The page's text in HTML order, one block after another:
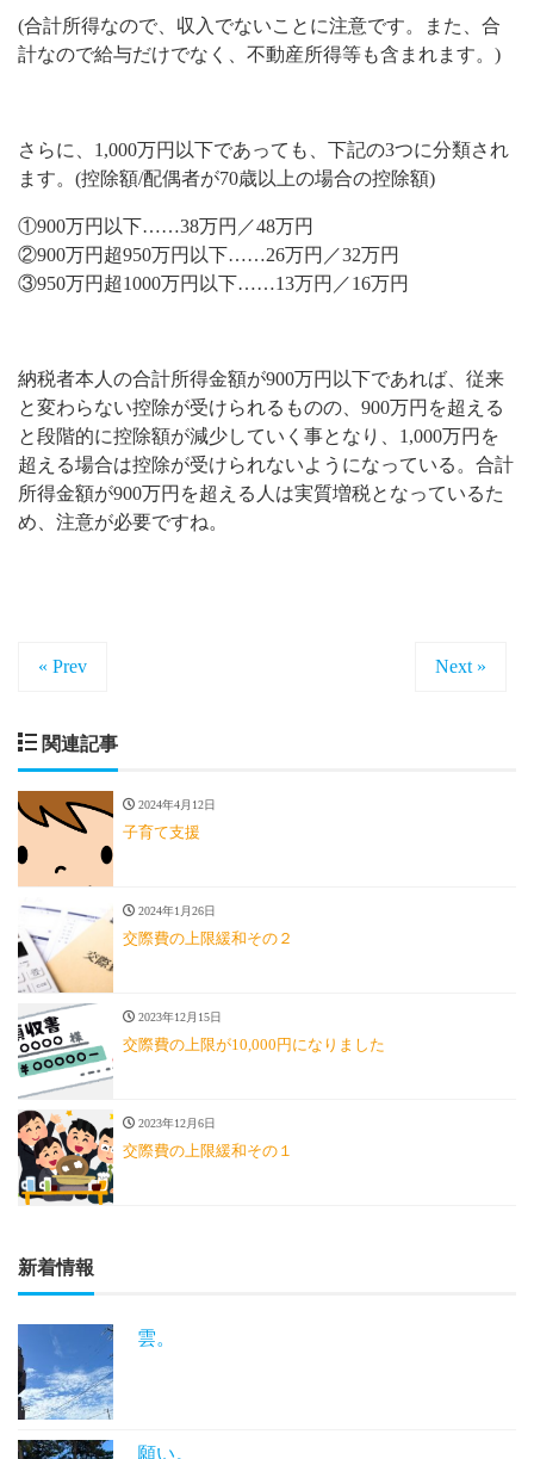
(合計所得なので、収入でないことに注意です。また、合
計なので給与だけでなく、不動産所得等も含まれます。)
さらに、1,000万円以下であっても、下記の3つに分類され
ます。(控除額/配偶者が70歳以上の場合の控除額)
①900万円以下……38万円／48万円
②900万円超950万円以下……26万円／32万円
③950万円超1000万円以下……13万円／16万円
納税者本人の合計所得金額が900万円以下であれば、従来
と変わらない控除が受けられるものの、900万円を超える
と段階的に控除額が減少していく事となり、1,000万円を
超える場合は控除が受けられないようになっている。合計
所得金額が900万円を超える人は実質増税となっているた
め、注意が必要ですね。
« Prev Next »
関連記事
2024年4月12日
子育て支援
2024年1月26日
交際費の上限緩和その２
2023年12月15日
交際費の上限が10,000円になりました
2023年12月6日
交際費の上限緩和その１
新着情報
雲。
願い。